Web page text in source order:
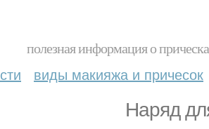
полезная информация о
виды макияжа и причесок
Наряд